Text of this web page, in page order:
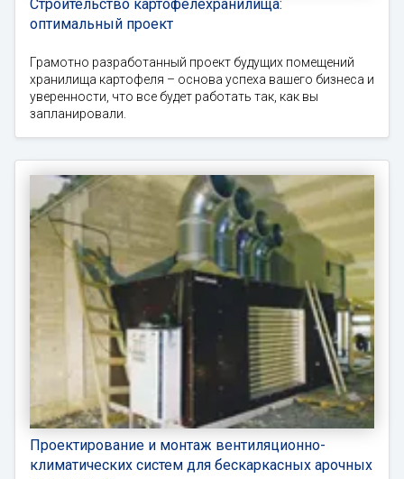
Строительство картофелехранилища:
оптимальный проект
Грамотно разработанный проект будущих помещений
хранилища картофеля – основа успеха вашего бизнеса и
уверенности, что все будет работать так, как вы
запланировали.
Проектирование и монтаж вентиляционно-
климатических систем для бескаркасных арочных